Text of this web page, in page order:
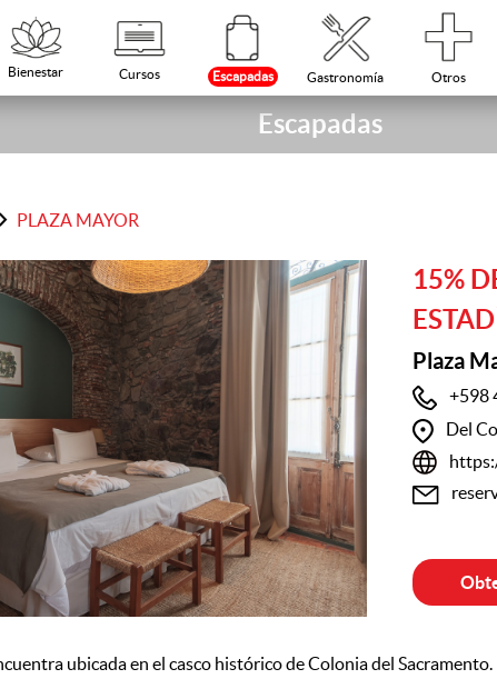
Bienestar Cursos Escapadas Gastronomía Otros
Escapadas
chevron_right PLAZA MAYOR
15%
Plaza
+598
Del
ubicada en el casco histórico de Colonia del